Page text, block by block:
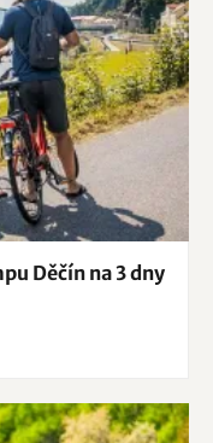
Děčín na 3 dny